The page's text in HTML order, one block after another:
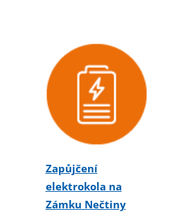
Zapůjčení
elektrokola na
Zámku Nečtiny